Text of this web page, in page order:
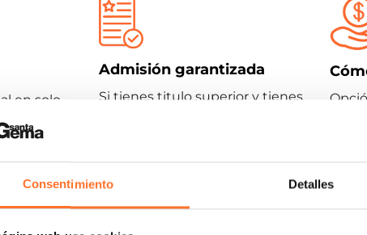
Consentimiento Detalles
en solo
Admisión garantizada
Si tienes titulo superior y tienes
Grados universitarios que